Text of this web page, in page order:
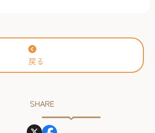
戻る
SHARE